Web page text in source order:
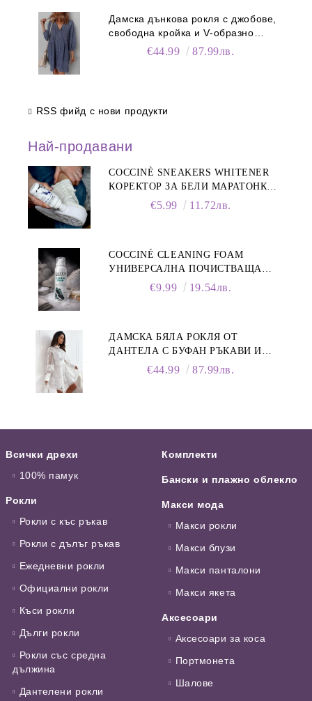
Дамска дънкова рокля с джобове,
свободна кройка и V-образно
деколте€44.99 87.99лв.
RSS фийд с нови продукти
Най-продавани
COCCINÈ SNEAKERS WHITENER
КОРЕКТОР ЗА БЕЛИ МАРАТОНКИ,
€5.99 11.72лв.
COCCINÉ CLEANING FOAM
УНИВЕРСАЛНА ПОЧИСТВАЩА
ПЯНА ЗА ОБУВКИ, 150 МЛ
€9.99 19.54лв.
ДАМСКА БЯЛА РОКЛЯ ОТ
ДАНТЕЛА С БУФАН РЪКАВИ И
€44.99 87.99лв.
Всички дрехи
100% памук
Рокли
Рокли с къс ръкав
Рокли с дълъг ръкав
Ежедневни рокли
Официални рокли
Къси рокли
Дълги рокли
Рокли със средна
дължина
Дантелени рокли
Комплекти
Бански и плажно облекло
Макси мода
Макси рокли
Макси блузи
Макси панталони
Макси якета
Аксесоари
Аксесоари за коса
Портмонета
Шалове